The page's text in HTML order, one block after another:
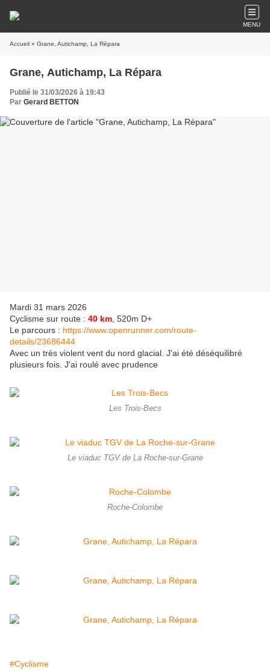
MENU
Accueil » Grane, Autichamp, La Répara
Grane, Autichamp, La Répara
Publié le 31/03/2026 à 19:43
Par Gerard BETTON
Mardi 31 mars 2026
Cyclisme sur route : 40 km , 520m D+
Le parcours : https://www.openrunner.com/route-
details/23686444
Avec un très violent vent du nord glacial. J'ai été déséquilibré
plusieurs fois. J'ai roulé avec prudence
Les Trois-Becs
Le viaduc TGV de La Roche-sur-Grane
Roche-Colombe
#Cyclisme